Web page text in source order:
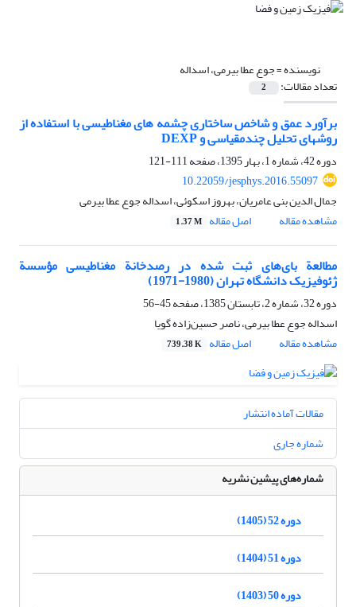
نویسنده =جوع عطا بیرمی، اسداله
تعداد مقالات: 2
برآورد عمق و شاخص ساختاری چشمه‏ های مغناطیسی با استفاده از
روش‏های تحلیل چندمقیاسی و DEXP
دوره 42، شماره 1، بهار 1395، صفحه
111-121
10.22059/jesphys.2016.55097
جمال الدین بنی عامریان، بهروز اسکوئی، اسداله جوع عطا بیرمی
مشاهده مقاله
اصل مقاله 1.37 M
مطالعة بای‌های ثبت شده در رصدخانة مغناطیسی مؤسسة
ژئوفیزیک دانشگاه تهران (1980-1971)
دوره 32، شماره 2، تابستان 1385، صفحه
45-56
اسداله جوع عطا بیرمی، ناصر حسین‌زاده گویا
مشاهده مقاله
اصل مقاله 739.38 K
مقالات آماده انتشار
شماره جاری
شماره‌های پیشین نشریه
دوره 52 (1405)
دوره 51 (1404)
دوره 50 (1403)